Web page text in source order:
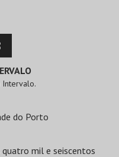
Intervalo.
do Porto
mil e seiscentos